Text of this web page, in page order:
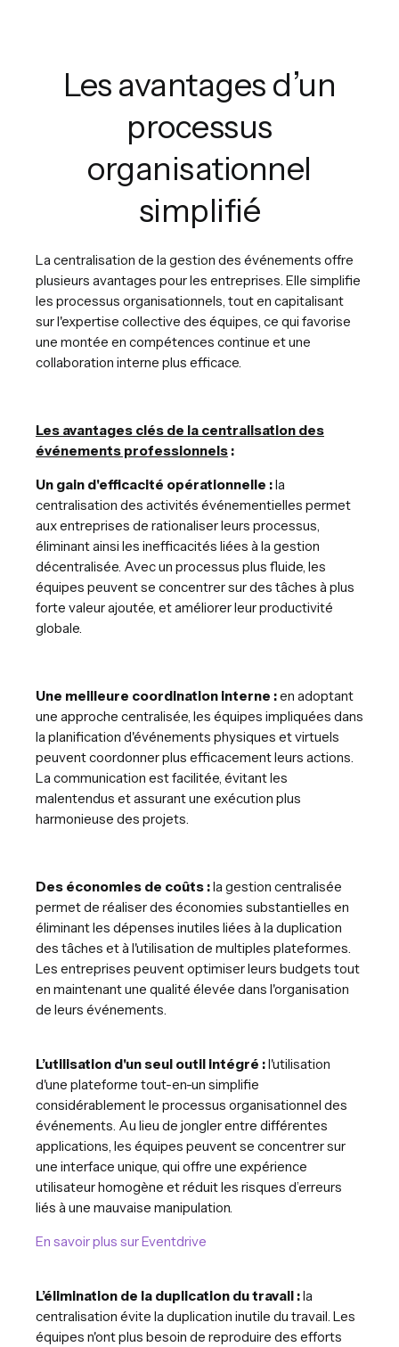
Les avantages d’un
processus
organisationnel
simplifié
La centralisation de la gestion des événements offre
plusieurs avantages pour les entreprises. Elle simplifie
les processus organisationnels, tout en capitalisant
sur l'expertise collective des équipes, ce qui favorise
une montée en compétences continue et une
collaboration interne plus efficace.
Les avantages clés de la centralisation des
événements professionnels :
Un gain d'efficacité opérationnelle :la
centralisation des activités événementielles permet
aux entreprises de rationaliser leurs processus,
éliminant ainsi les inefficacités liées à la gestion
décentralisée. Avec un processus plus fluide, les
équipes peuvent se concentrer sur des tâches à plus
forte valeur ajoutée, et améliorer leur productivité
globale.
Une meilleure coordination interne :en adoptant
une approche centralisée, les équipes impliquées dans
la planification d'événements physiques et virtuels
peuvent coordonner plus efficacement leurs actions.
La communication est facilitée, évitant les
malentendus et assurant une exécution plus
harmonieuse des projets.
Des économies de coûts :la gestion centralisée
permet de réaliser des économies substantielles en
éliminant les dépenses inutiles liées à la duplication
des tâches et à l'utilisation de multiples plateformes.
Les entreprises peuvent optimiser leurs budgets tout
en maintenant une qualité élevée dans l'organisation
de leurs événements.
L’utilisation d'un seul outil intégré :l'utilisation
d'une plateforme tout-en-un simplifie
considérablement le processus organisationnel des
événements. Au lieu de jongler entre différentes
applications, les équipes peuvent se concentrer sur
une interface unique, qui offre une expérience
utilisateur homogène et réduit les risques d’erreurs
liés à une mauvaise manipulation.
En savoir plus sur Eventdrive
L’élimination de la duplication du travail :la
centralisation évite la duplication inutile du travail. Les
équipes n'ont plus besoin de reproduire des efforts